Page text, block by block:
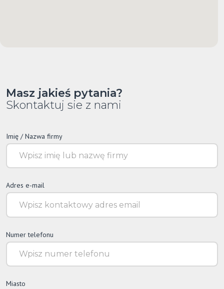
Masz jakieś pytania?
Skontaktuj sie z nami
Imię / Nazwa firmy
Adres e-mail
Numer telefonu
Miasto